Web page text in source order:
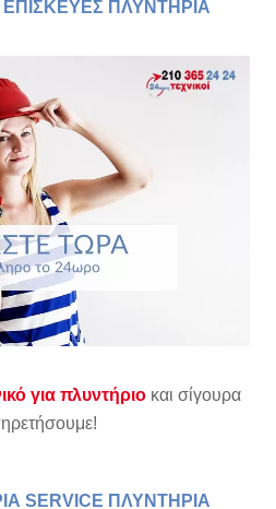
ΕΠΙΣΚΕΥΕΣ ΠΛΥΝΤΗΡΙΑ
για πλυντήριο και σίγουρα
SERVICE ΠΛΥΝΤΗΡΙΑ